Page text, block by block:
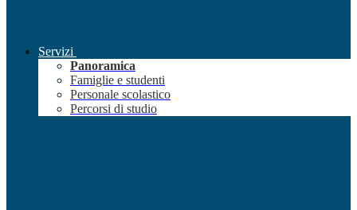
Servizi
Panoramica
Famiglie e studenti
Personale scolastico
Percorsi di studio